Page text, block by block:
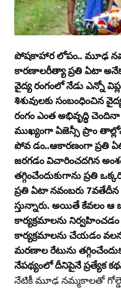
పోషకాహార లోపం.. మూఢ
కారణాలరీత్యా ప్రతి ఏటా అనేక
వైద్య రంగంలో నేడు ఎన్నో
శిశువులకు సంబంధించిన
రంగం ఎంత అభివృద్ధి
ముఖ్యంగా ఏజెన్సీ ప్రాం
పోవ డం..ఆకారణంగా ప్రతి
జరగడం విచారించదగిన
తగ్గించేందుకుగాను ప్రతి
ప్రతి ఏటా నవంబరు 7వతేదీన
స్తున్నారు. అయితే కేవలం
కార్యక్రమాలను నిర్వహించడం
కార్యక్రమాలను చేయడం
మరణాల రేటును
నేపథ్యంలో దీనిపైనే ప్రత్యేక
నేటికీ మూఢ నమ్మకాలతో